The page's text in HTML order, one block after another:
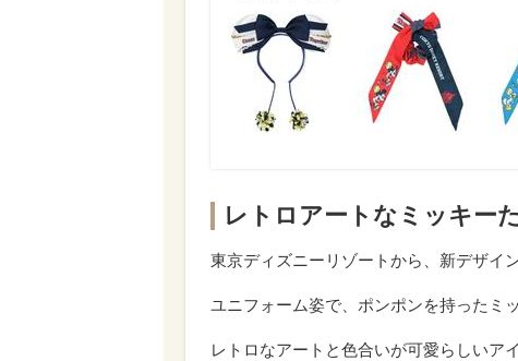
レトロアートなミッキー
東京ディズニーリゾートから、新デザイ
ユニフォーム姿で、ポンポンを持ったミ
レトロなアートと色合いが可愛らしいア